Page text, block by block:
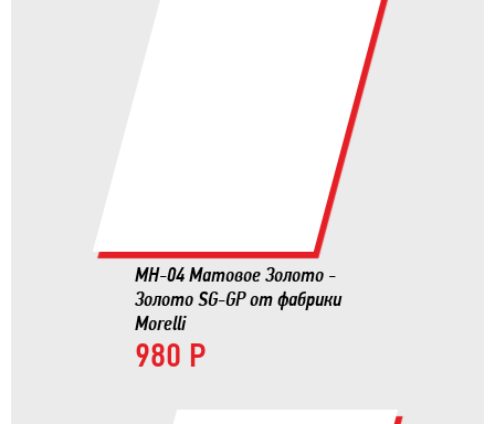
MH-04 Матовое Золото -
Золото SG-GP от фабрики
Morelli
980 Р